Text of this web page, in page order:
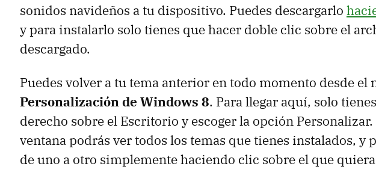
sonidos navideños a tu dispositivo. Puedes descargarlo
y para instalarlo solo tienes que hacer doble clic sobre el
descargado.
Puedes volver a tu tema anterior en todo momento desde el
Personalización de Windows 8. Para llegar aquí, solo
derecho sobre el Escritorio y escoger la opción Personalizar.
ventana podrás ver todos los temas que tienes instalados, y
de uno a otro simplemente haciendo clic sobre el que